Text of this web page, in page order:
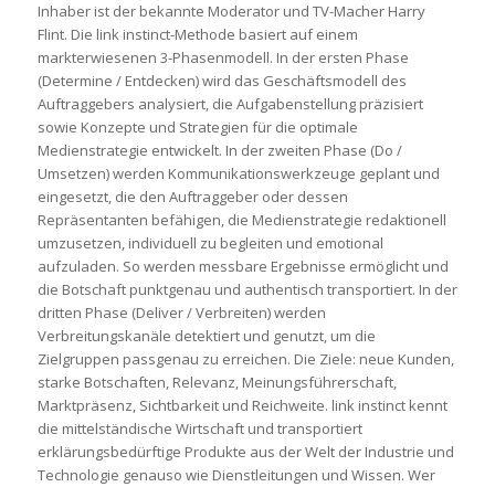
Inhaber ist der bekannte Moderator und TV-Macher Harry
Flint. Die link instinct-Methode basiert auf einem
markterwiesenen 3-Phasenmodell. In der ersten Phase
(Determine / Entdecken) wird das Geschäftsmodell des
Auftraggebers analysiert, die Aufgabenstellung präzisiert
sowie Konzepte und Strategien für die optimale
Medienstrategie entwickelt. In der zweiten Phase (Do /
Umsetzen) werden Kommunikationswerkzeuge geplant und
eingesetzt, die den Auftraggeber oder dessen
Repräsentanten befähigen, die Medienstrategie redaktionell
umzusetzen, individuell zu begleiten und emotional
aufzuladen. So werden messbare Ergebnisse ermöglicht und
die Botschaft punktgenau und authentisch transportiert. In der
dritten Phase (Deliver / Verbreiten) werden
Verbreitungskanäle detektiert und genutzt, um die
Zielgruppen passgenau zu erreichen. Die Ziele: neue Kunden,
starke Botschaften, Relevanz, Meinungsführerschaft,
Marktpräsenz, Sichtbarkeit und Reichweite. link instinct kennt
die mittelständische Wirtschaft und transportiert
erklärungsbedürftige Produkte aus der Welt der Industrie und
Technologie genauso wie Dienstleitungen und Wissen. Wer